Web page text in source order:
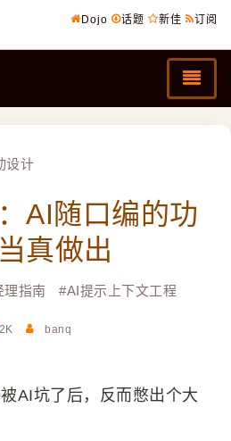
Dojo 话题 新佳 订阅
设计
AI随口编的功
真做出
理指南 #AI提示上下文工程
2K banq
AI坑了后，反而憋出个大